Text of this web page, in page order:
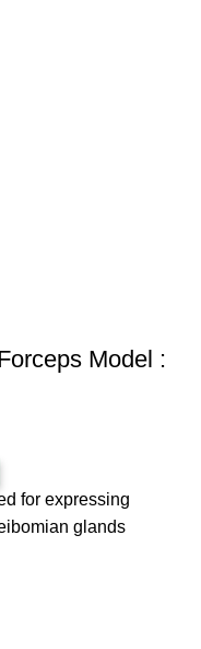
Model :
for expressing
glands